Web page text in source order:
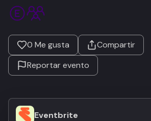
0 Me gusta
Compartir
Reportar evento
Eventbrite